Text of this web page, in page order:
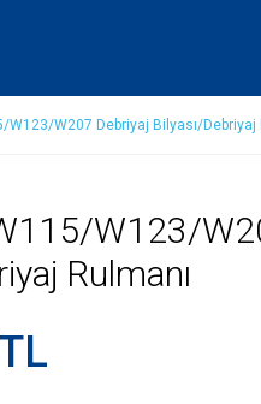
W123/W207 Debriyaj Bilyası/Debriyaj
W123/
Rulmanı